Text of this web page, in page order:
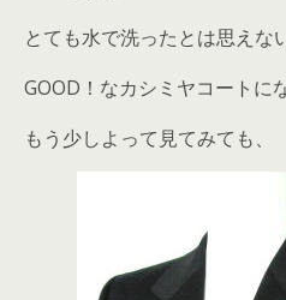
とても水で洗ったとは思えな
GOOD！なカシミヤコートに
もう少しよって見てみても、